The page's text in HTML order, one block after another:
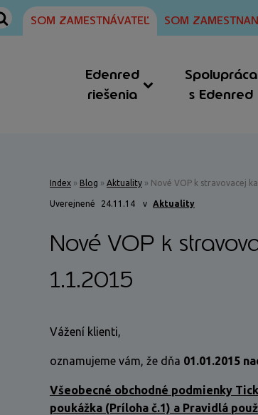
SOM ZAMESTNÁVATEĽ SOM
Edenred
riešenia
Spolupráca
s Edenred
Index » Blog » Aktuality » Nové VOP k stravovacej
Uverejnené 24.11.14 v Aktuality
Nové VOP k
1.1.2015
Vážení klienti,
oznamujeme vám, že dňa 01.01.2015
Všeobecné obchodné podmienky
poukážka (Príloha č.1) a Pravidlá